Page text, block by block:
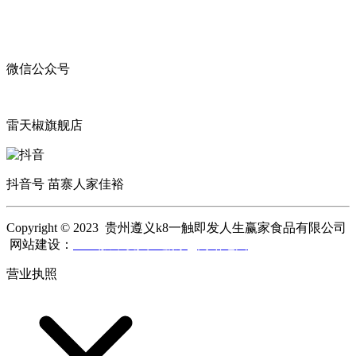
微信公众号
雷天椒旗舰店
抖音号 苗寨人家佳裕
Copyright © 2023 贵州遵义k8一触即发人生赢家食品有限公司
网站建设：
营业执照